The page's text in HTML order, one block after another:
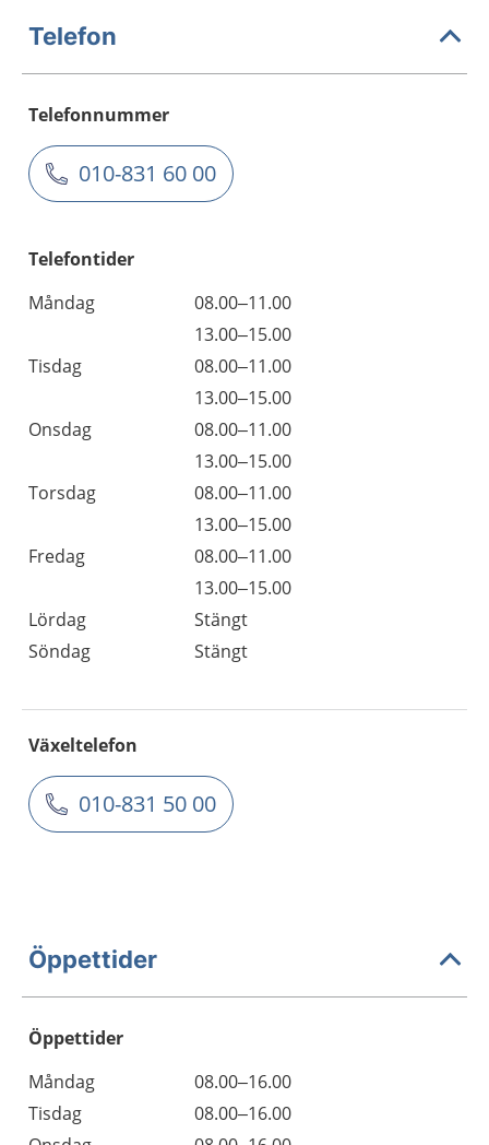
Telefon
Telefonnummer
010-831 60 00
Telefontider
Måndag
08.00–11.00
13.00–15.00
Tisdag
08.00–11.00
13.00–15.00
Onsdag
08.00–11.00
13.00–15.00
Torsdag
08.00–11.00
13.00–15.00
Fredag
08.00–11.00
13.00–15.00
Lördag
Stängt
Söndag
Stängt
Växeltelefon
010-831 50 00
Öppettider
Öppettider
Dag
Öppettider
Kommentarer
Måndag
08.00–16.00
Tisdag
08.00–16.00